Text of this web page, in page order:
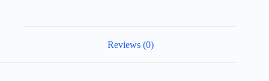
Reviews (0)